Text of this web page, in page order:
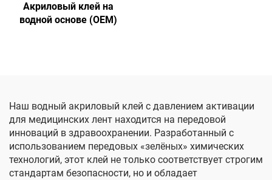
Акриловый клей на
водной основе (OEM)
Наш водный акриловый клей с давлением активации
для медицинских лент находится на передовой
инноваций в здравоохранении. Разработанный с
использованием передовых «зелёных» химических
технологий, этот клей не только соответствует строгим
стандартам безопасности, но и обладает